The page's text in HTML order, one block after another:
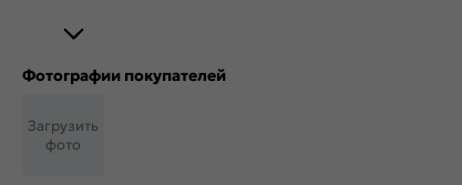
Фотографии покупателей
Загрузить
фото